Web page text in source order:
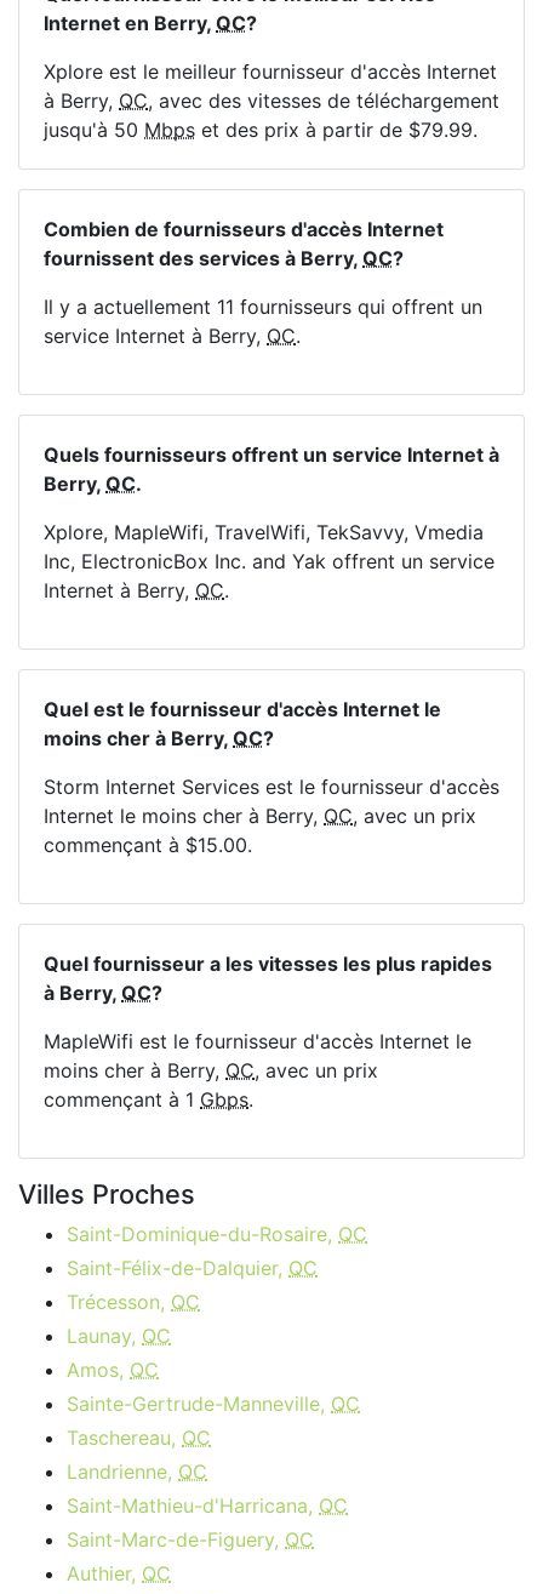
Internet en Berry, QC?
Xplore est le meilleur fournisseur d'accès Internet
à Berry, QC, avec des vitesses de téléchargement
jusqu'à 50 Mbps et des prix à partir de $79.99.
Combien de fournisseurs d'accès Internet
fournissent des services à Berry, QC?
Il y a actuellement 11 fournisseurs qui offrent un
service Internet à Berry, QC.
Quels fournisseurs offrent un service Internet à
Berry, QC.
Xplore, MapleWifi, TravelWifi, TekSavvy, Vmedia
Inc, ElectronicBox Inc. and Yak offrent un service
Internet à Berry, QC.
Quel est le fournisseur d'accès Internet le
moins cher à Berry, QC?
Storm Internet Services est le fournisseur d'accès
Internet le moins cher à Berry, QC, avec un prix
commençant à $15.00.
Quel fournisseur a les vitesses les plus rapides
à Berry, QC?
MapleWifi est le fournisseur d'accès Internet le
moins cher à Berry, QC, avec un prix
commençant à 1 Gbps.
Villes Proches
Saint-Dominique-du-Rosaire, QC
Saint-Félix-de-Dalquier, QC
Trécesson, QC
Launay, QC
Amos, QC
Sainte-Gertrude-Manneville, QC
Taschereau, QC
Landrienne, QC
Saint-Mathieu-d'Harricana, QC
Saint-Marc-de-Figuery, QC
Authier, QC